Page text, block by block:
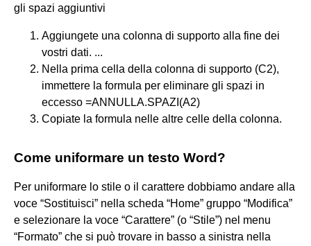
gli spazi aggiuntivi
Aggiungete una colonna di supporto alla fine dei
vostri dati. ...
Nella prima cella della colonna di supporto (C2),
immettere la formula per eliminare gli spazi in
eccesso =ANNULLA.SPAZI(A2)
Copiate la formula nelle altre celle della colonna.
Come uniformare un testo Word?
Per uniformare lo stile o il carattere dobbiamo andare alla
voce “Sostituisci” nella scheda “Home” gruppo “Modifica”
e selezionare la voce “Carattere” (o “Stile”) nel menu
“Formato” che si può trovare in basso a sinistra nella